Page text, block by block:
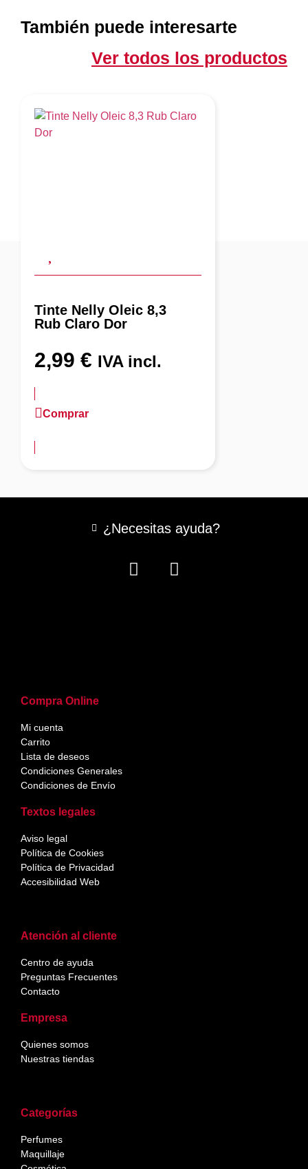
También puede interesarte
Ver todos los productos
Tinte Nelly Oleic 8,3
Rub Claro Dor
2,99 € IVA incl.
Comprar
Categorías
Perfumes
Maquillaje
Atención al cliente
Centro de ayuda
Preguntas Frecuentes
Contacto
Empresa
Quienes somos
Nuestras tiendas
Compra Online
Mi cuenta
Carrito
Lista de deseos
Condiciones Generales
Condiciones de Envío
Textos legales
Aviso legal
Política de Cookies
Política de Privacidad
Accesibilidad Web
¿Necesitas ayuda?